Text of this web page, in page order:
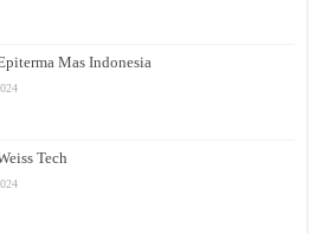
Mas Indonesia
Tech